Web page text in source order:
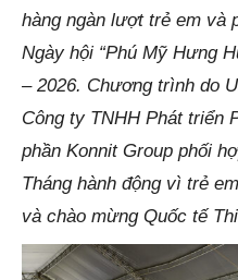
hàng ngàn lượt trẻ em và
Ngày hội “Phú Mỹ Hưng
– 2026. Chương trình do
Công ty TNHH Phát triển
phần Konnit Group phối
Tháng hành động vì trẻ
và chào mừng Quốc tế